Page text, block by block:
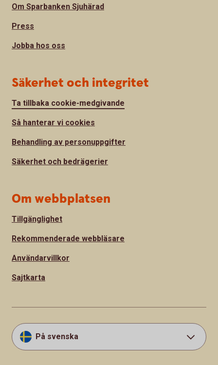
Om Sparbanken Sjuhärad
Press
Jobba hos oss
Säkerhet och integritet
Ta tillbaka cookie-medgivande
Så hanterar vi cookies
Behandling av personuppgifter
Säkerhet och bedrägerier
Om webbplatsen
Tillgänglighet
Rekommenderade webbläsare
Användarvillkor
Sajtkarta
På svenska